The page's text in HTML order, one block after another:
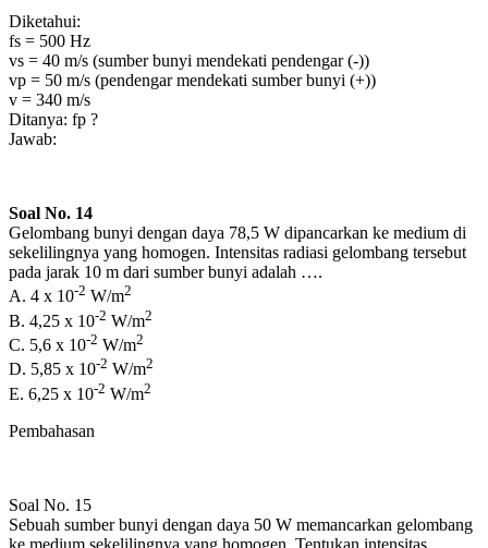
Diketahui:
fs = 500 Hz
vs = 40 m/s (sumber bunyi mendekati pendengar (-))
vp = 50 m/s (pendengar mendekati sumber bunyi (+))
v = 340 m/s
Ditanya: fp ?
Jawab:
Soal No. 14
Gelombang bunyi dengan daya 78,5 W dipancarkan ke medium di
sekelilingnya yang homogen. Intensitas radiasi gelombang tersebut
pada jarak 10 m dari sumber bunyi adalah ….
A. 4 x 10-2 W/m2
B. 4,25 x 10-2 W/m2
C. 5,6 x 10-2 W/m2
D. 5,85 x 10-2 W/m2
E. 6,25 x 10-2 W/m2
Pembahasan
Soal No. 15
Sebuah sumber bunyi dengan daya 50 W memancarkan gelombang
ke medium sekelilingnya yang homogen. Tentukan intensitas